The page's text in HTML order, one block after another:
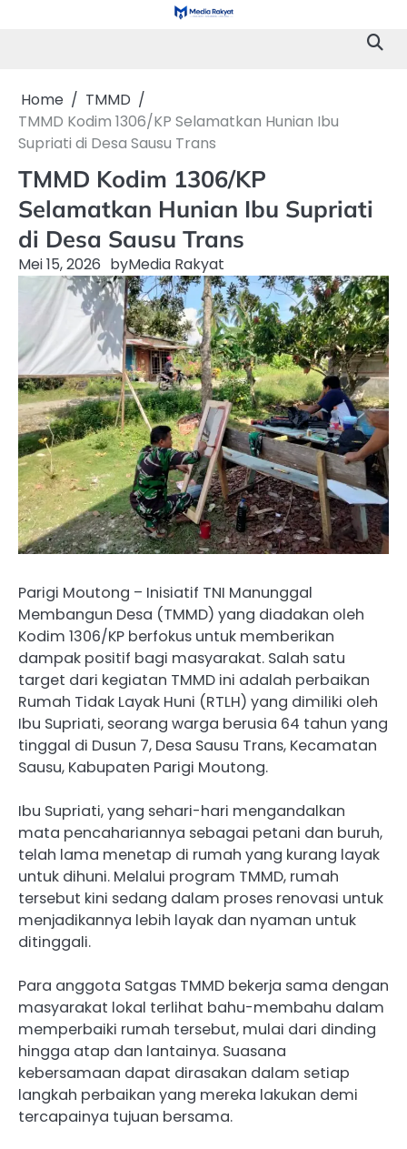
Home
TMMD
TMMD Kodim 1306/KP Selamatkan Hunian Ibu
Supriati di Desa Sausu Trans
TMMD Kodim 1306/KP
Selamatkan Hunian Ibu Supriati
di Desa Sausu Trans
Mei 15, 2026 byMedia Rakyat
Parigi Moutong – Inisiatif TNI Manunggal
Membangun Desa (TMMD) yang diadakan oleh
Kodim 1306/KP berfokus untuk memberikan
dampak positif bagi masyarakat. Salah satu
target dari kegiatan TMMD ini adalah perbaikan
Rumah Tidak Layak Huni (RTLH) yang dimiliki oleh
Ibu Supriati, seorang warga berusia 64 tahun yang
tinggal di Dusun 7, Desa Sausu Trans, Kecamatan
Sausu, Kabupaten Parigi Moutong.
Ibu Supriati, yang sehari-hari mengandalkan
mata pencahariannya sebagai petani dan buruh,
telah lama menetap di rumah yang kurang layak
untuk dihuni. Melalui program TMMD, rumah
tersebut kini sedang dalam proses renovasi untuk
menjadikannya lebih layak dan nyaman untuk
ditinggali.
Para anggota Satgas TMMD bekerja sama dengan
masyarakat lokal terlihat bahu-membahu dalam
memperbaiki rumah tersebut, mulai dari dinding
hingga atap dan lantainya. Suasana
kebersamaan dapat dirasakan dalam setiap
langkah perbaikan yang mereka lakukan demi
tercapainya tujuan bersama.